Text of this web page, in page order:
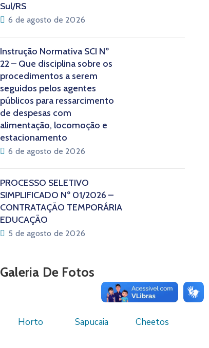
Sul/RS
6 de agosto de 2026
Instrução Normativa SCI Nº
22 – Que disciplina sobre os
procedimentos a serem
seguidos pelos agentes
públicos para ressarcimento
de despesas com
alimentação, locomoção e
estacionamento
6 de agosto de 2026
PROCESSO SELETIVO
SIMPLIFICADO Nº 01/2026 –
CONTRATAÇÃO TEMPORÁRIA
EDUCAÇÃO
5 de agosto de 2026
Galeria De Fotos
Horto Sapucaia Cheetos